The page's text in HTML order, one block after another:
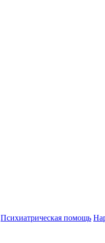
Психиатрическая помощь